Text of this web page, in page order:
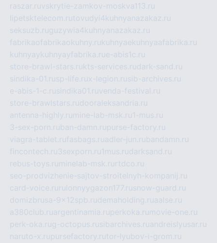
raszar.ruvskrytie-zamkov-moskva113.ru
lipetsktelecom.rutovudyi4kuhnyanazakaz.ru
seksuzb.ruguzywia4kuhnyanazakaz.ru
fabrikaofabrikaokuhny.rukuhnyaekuhnyaafabrika.ru
kuhnyaykuhnyayfabrika.rue-abis1c.ru
store-brawl-stars.rukts-services.rudark-sand.ru
sindika-01.rusp-life.rux-legion.rusib-archives.ru
e-abis-1-c.rusindika01.ruvenda-festival.ru
store-brawlstars.rudooraleksandria.ru
antenna-highly.ru mine-lab-msk.ru1-mus.ru
3-sex-porn.ruban-damn.rupurse-factory.ru
viagra-tablet.rufasbags.ruadler-jun.rubandamn.ru
fincontech.ru3sexporn.ru1mus.rudarksand.ru
rebus-toys.ru minelab-msk.ru rtdco.ru
seo-prodvizhenie-sajtov-stroitelnyh-kompanij.ru
card-voice.ru rulonnyygazon177.rusnow-guard.ru
domizbrusa-9x12spb.rudemaholding.ruaalse.ru
a380club.ruargentinamia.ruperkoka.ru movie-one.ru
perk-oka.rug-octopus.rusibarchives.ruandreislyusar.ru
naruto-x.rupursefactory.rutor-lyubov-i-grom.ru